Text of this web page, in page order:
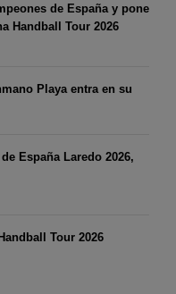
de España y pone
Handball Tour 2026
Playa entra en su
España Laredo 2026,
Tour 2026